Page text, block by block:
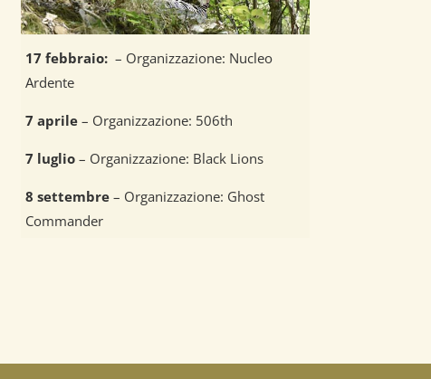
17 febbraio:– Organizzazione: Nucleo
Ardente
7 aprile – Organizzazione: 506th
7 luglio– Organizzazione: Black Lions
8 settembre– Organizzazione: Ghost
Commander